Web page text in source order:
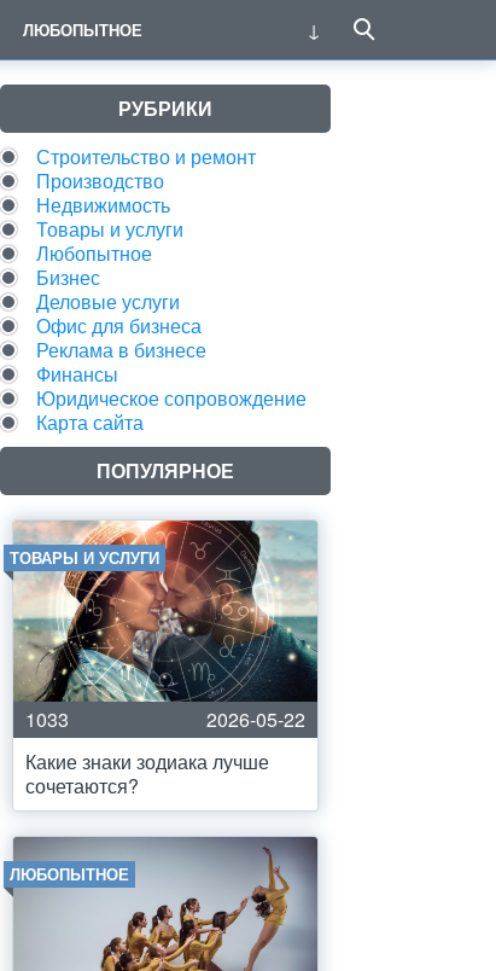
ЛЮБОПЫТНОЕ
РУБРИКИ
Строительство и ремонт
Производство
Недвижимость
Товары и услуги
Любопытное
Бизнес
Деловые услуги
Офис для бизнеса
Реклама в бизнесе
Финансы
Юридическое сопровождение
Карта сайта
ПОПУЛЯРНОЕ
ТОВАРЫ И УСЛУГИ
1033
2026-05-22
Какие знаки зодиака лучше
сочетаются?
ЛЮБОПЫТНОЕ